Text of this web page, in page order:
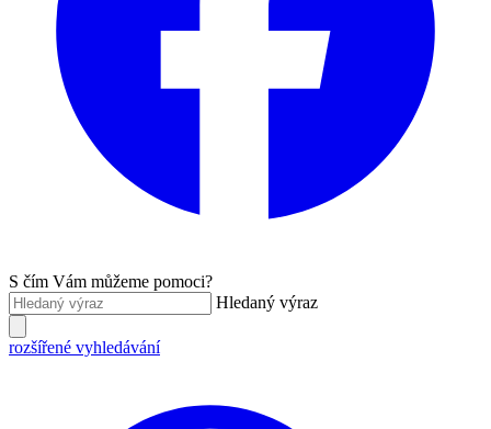
S čím Vám můžeme pomoci?
Hledaný výraz
rozšířené vyhledávání